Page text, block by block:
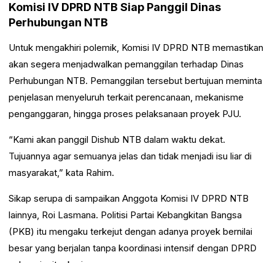
Komisi IV DPRD NTB Siap Panggil Dinas
Perhubungan NTB
Untuk mengakhiri polemik, Komisi IV DPRD NTB memastikan
akan segera menjadwalkan pemanggilan terhadap Dinas
Perhubungan NTB. Pemanggilan tersebut bertujuan meminta
penjelasan menyeluruh terkait perencanaan, mekanisme
penganggaran, hingga proses pelaksanaan proyek PJU.
“Kami akan panggil Dishub NTB dalam waktu dekat.
Tujuannya agar semuanya jelas dan tidak menjadi isu liar di
masyarakat,” kata Rahim.
Sikap serupa di sampaikan Anggota Komisi IV DPRD NTB
lainnya, Roi Lasmana. Politisi Partai Kebangkitan Bangsa
(PKB) itu mengaku terkejut dengan adanya proyek bernilai
besar yang berjalan tanpa koordinasi intensif dengan DPRD